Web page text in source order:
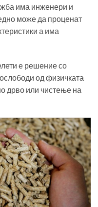
има инженери и
може да проценат
а има
е решение со
од физичката
дрво или чистење на